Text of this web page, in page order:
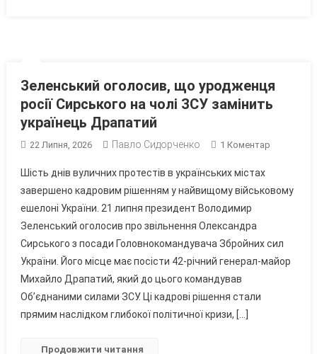
Зеленський оголосив, що уродженця
росії Сирського на чолі ЗСУ замінить
українець Драпатий
22 Липня, 2026 Павло Сидорченко 1 КоментарДо
Що
Сирського
На
Шість днів вуличних протестів в українських містах
завершено кадровим рішенням у найвищому військовому
ешелоні України. 21 липня президент Володимир
Зеленський оголосив про звільнення Олександра
Сирського з посади Головнокомандувача Збройних сил
України. Його місце має посісти 42-річний генерал-майор
Михайло Драпатий, який до цього командував
Об’єднаними силами ЗСУ. Ці кадрові рішення стали
прямим наслідком глибокої політичної кризи, […]
Продовжити читання